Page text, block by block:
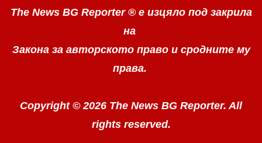
The News BG Reporter ® е изцяло под закрила
на
Закона за авторското право и сродните му
права.
Copyright © 2026 The News BG Reporter. All
rights reserved.